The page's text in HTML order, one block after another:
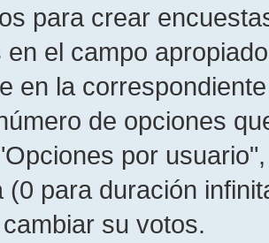
para crear
en el campo
en la
de opciones
por
(0 para duración
su votos.